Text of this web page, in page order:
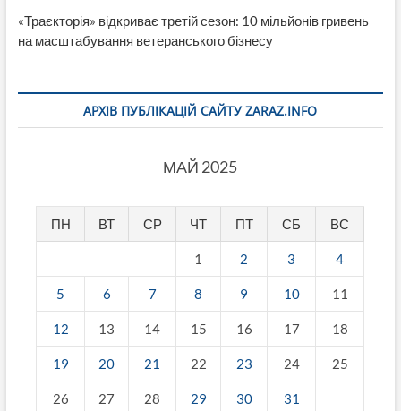
«Траєкторія» відкриває третій сезон: 10 мільйонів гривень
на масштабування ветеранського бізнесу
АРХІВ ПУБЛІКАЦІЙ САЙТУ ZARAZ.INFO
МАЙ 2025
ПН ВТ СР ЧТ ПТ СБ ВС
1 2 3 4
5 6 7 8 9 10 11
12 13 14 15 16 17 18
19 20 21 22 23 24 25
26 27 28 29 30 31